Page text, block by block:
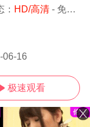
： HD/高清- 免费在线观看
06-16
 极速观看